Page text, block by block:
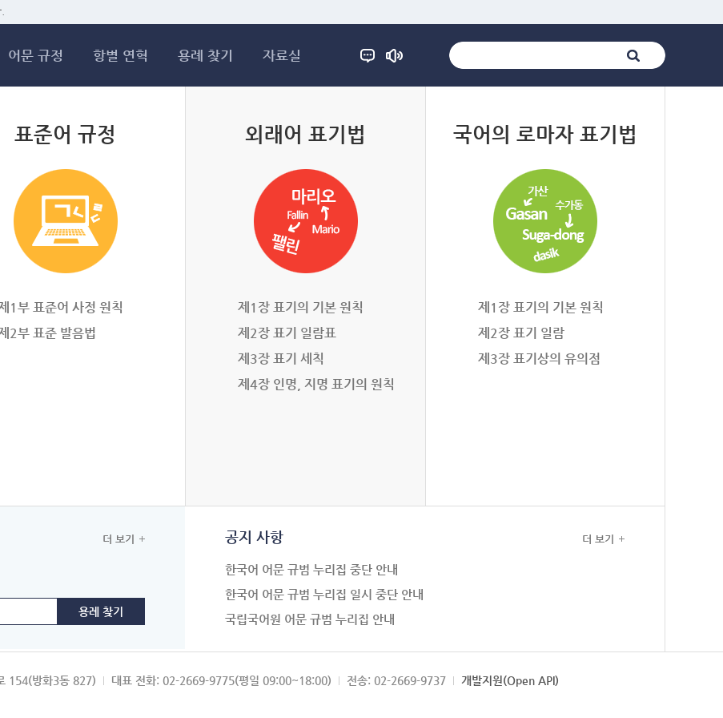
어문 규정 항별 연혁 용례 찾기 자료실
표준어 규정
1부 표준어 사정 원칙
2부 표준 발음법
외래어 표기법
제1장 표기의 기본 원칙
제2장 표기 일람표
제3장 표기 세칙
제4장 인명, 지명 표기의 원칙
국어의 로마자 표기법
제1장 표기의 기본 원칙
제2장 표기 일람
제3장 표기상의 유의점
더 보기 공지 사항
한국어 어문 규범 누리집 중단 안내
한국어 어문 규범 누리집 일시 중단 안내
국립국어원 어문 규범 누리집 안내
더 보기
154(방화3동 827) 대표 전화: 02-2669-9775(평일 09:00~18:00) 전송: 02-2669-9737 개발지원(Open API)